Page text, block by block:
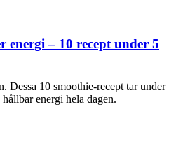
energi – 10 recept under 5
Dessa 10 smoothie-recept tar under
energi hela dagen.